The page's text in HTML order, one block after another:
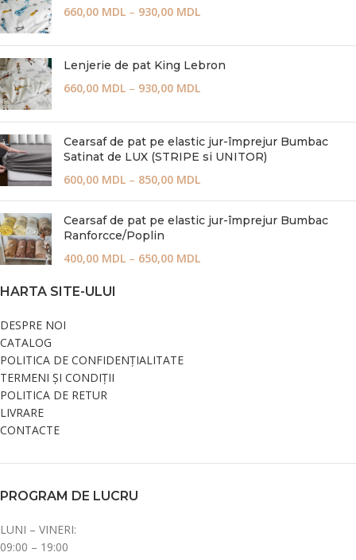
660,00 MDL – 930,00 MDL
Lenjerie de pat King Lebron
660,00 MDL – 930,00 MDL
Cearsaf de pat pe elastic jur-împrejur Bumbac
Satinat de LUX (STRIPE si UNITOR)
600,00 MDL – 850,00 MDL
Cearsaf de pat pe elastic jur-împrejur Bumbac
Ranforcce/Poplin
400,00 MDL – 650,00 MDL
HARTA SITE-ULUI
DESPRE NOI
CATALOG
POLITICA DE CONFIDENȚIALITATE
TERMENI ȘI CONDIȚII
POLITICA DE RETUR
LIVRARE
CONTACTE
PROGRAM DE LUCRU
LUNI – VINERI:
09:00 – 19:00